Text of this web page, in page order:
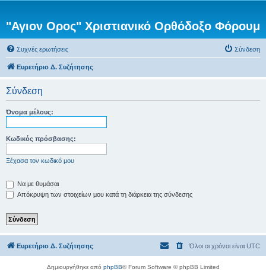
"Αγιον Ορος" Χριστιανικό Ορθόδοξο Φόρουμ
Συχνές ερωτήσεις Σύνδεση
Ευρετήριο Δ. Συζήτησης
Σύνδεση
Όνομα μέλους:
Κωδικός πρόσβασης:
Ξέχασα τον κωδικό μου
Να με θυμάσαι
Απόκρυψη των στοιχείων μου κατά τη διάρκεια της σύνδεσης
Ευρετήριο Δ. Συζήτησης Όλοι οι χρόνοι είναι UTC
Δημιουργήθηκε από phpBB® Forum Software © phpBB Limited